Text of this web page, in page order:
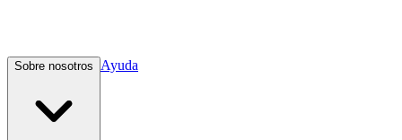
Sobre nosotros Ayuda